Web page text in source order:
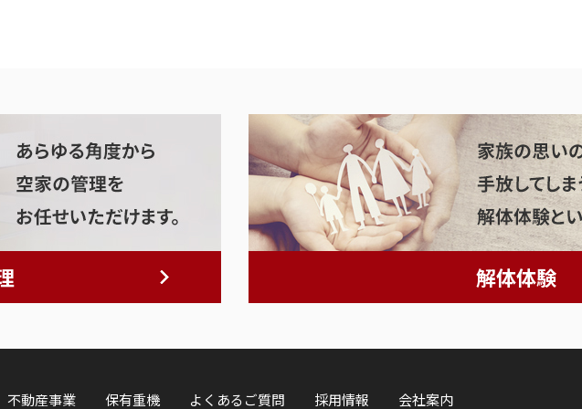
解体体験
不動産事業 保有重機 よくあるご質問 採用情報 会社案内